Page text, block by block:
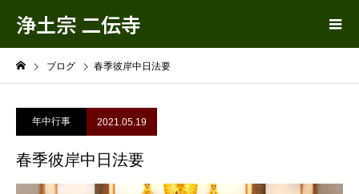
浄土宗 二伝寺
ブログ 春季彼岸中日法要
年中行事 2021.05.19
春季彼岸中日法要